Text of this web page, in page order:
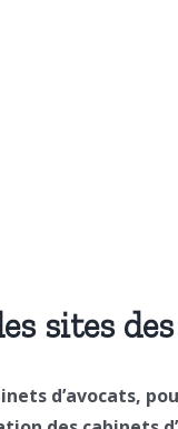
sites
d’avocats,